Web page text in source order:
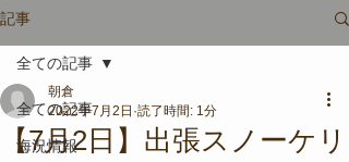
記事
全ての記事
海況情報
全ての記事
【7月2日】出張スノーケリ
朝倉
2022年7月2日 読了時間: 1分